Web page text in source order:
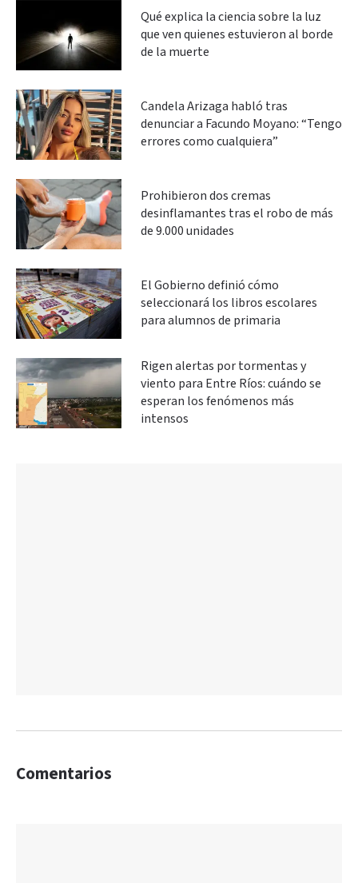
Qué explica la ciencia sobre la luz
que ven quienes estuvieron al borde
de la muerte
Candela Arizaga habló tras
denunciar a Facundo Moyano: “Tengo
errores como cualquiera”
Prohibieron dos cremas
desinflamantes tras el robo de más
de 9.000 unidades
El Gobierno definió cómo
seleccionará los libros escolares
para alumnos de primaria
Rigen alertas por tormentas y
viento para Entre Ríos: cuándo se
esperan los fenómenos más
intensos
Comentarios